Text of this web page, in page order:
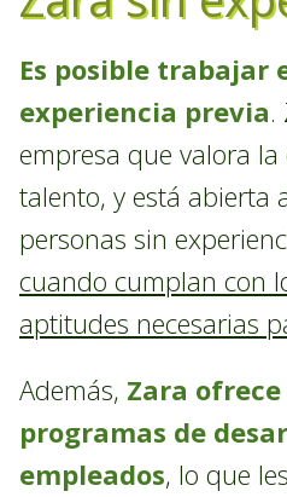
Es posible trabajar
experiencia previa.
empresa que valora la
talento, y está abierta
personas sin
cuando cumplan con
aptitudes necesarias
Además, Zara
programas de
empleados, lo que